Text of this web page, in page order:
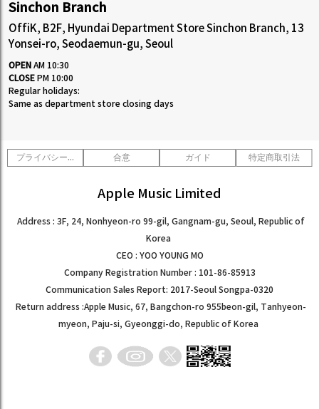
Sinchon Branch
OffiK, B2F, Hyundai Department Store Sinchon Branch, 13
Yonsei-ro, Seodaemun-gu, Seoul
OPEN AM 10:30
CLOSE PM 10:00
Regular holidays:
Same as department store closing days
プライバシーポリシー 合意 ガイド 特定商取引法
Apple Music Limited
Address : 3F, 24, Nonhyeon-ro 99-gil, Gangnam-gu, Seoul, Republic of
Korea
CEO : YOO YOUNG MO
Company Registration Number : 101-86-85913
Communication Sales Report: 2017-Seoul Songpa-0320
Return address :Apple Music, 67, Bangchon-ro 955beon-gil, Tanhyeon-
myeon, Paju-si, Gyeonggi-do, Republic of Korea